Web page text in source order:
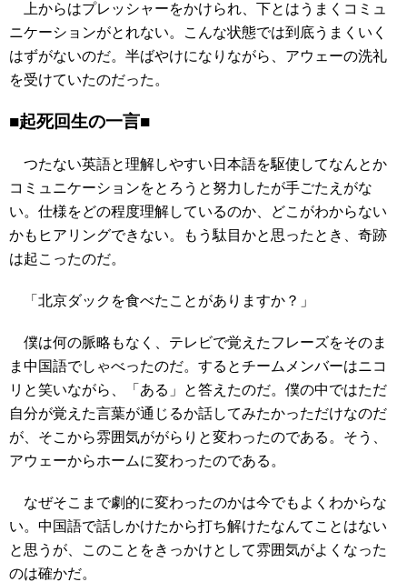
上からはプレッシャーをかけられ、下とはうまくコミュ
ニケーションがとれない。こんな状態では到底うまくいく
はずがないのだ。半ばやけになりながら、アウェーの洗礼
を受けていたのだった。
■起死回生の一言■
つたない英語と理解しやすい日本語を駆使してなんとか
コミュニケーションをとろうと努力したが手ごたえがな
い。仕様をどの程度理解しているのか、どこがわからない
かもヒアリングできない。もう駄目かと思ったとき、奇跡
は起こったのだ。
「北京ダックを食べたことがありますか？」
僕は何の脈略もなく、テレビで覚えたフレーズをそのま
ま中国語でしゃべったのだ。するとチームメンバーはニコ
リと笑いながら、「ある」と答えたのだ。僕の中ではただ
自分が覚えた言葉が通じるか話してみたかっただけなのだ
が、そこから雰囲気ががらりと変わったのである。そう、
アウェーからホームに変わったのである。
なぜそこまで劇的に変わったのかは今でもよくわからな
い。中国語で話しかけたから打ち解けたなんてことはない
と思うが、このことをきっかけとして雰囲気がよくなった
のは確かだ。